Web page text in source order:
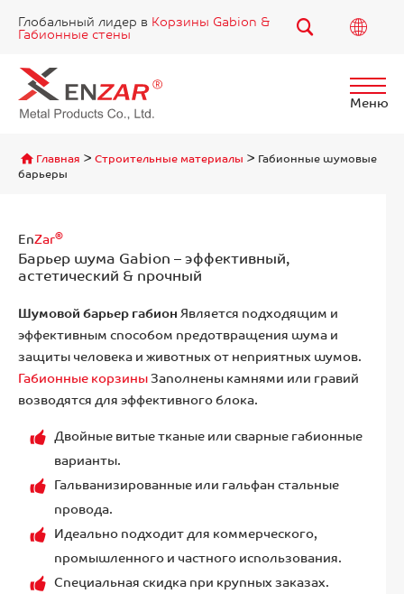
Глобальный лидер в Корзины Gabion &
Габионные стены
Меню
Главная >Строительные материалы > Габионные шумовые
барьеры
EnZar®
Барьер шума Gabion – эффективный,
астетический & прочный
Шумовой барьер габионЯвляется подходящим и
эффективным способом предотвращения шума и
защиты человека и животных от неприятных шумов.
Габионные корзиныЗаполнены камнями или гравий
возводятся для эффективного блока.
Двойные витые тканые или сварные габионные
варианты.
Гальванизированные или гальфан стальные
провода.
Идеально подходит для коммерческого,
промышленного и частного использования.
Специальная скидка при крупных заказах.